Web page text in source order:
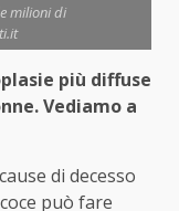
milioni di
più diffuse
Vediamo a
di decesso
può fare